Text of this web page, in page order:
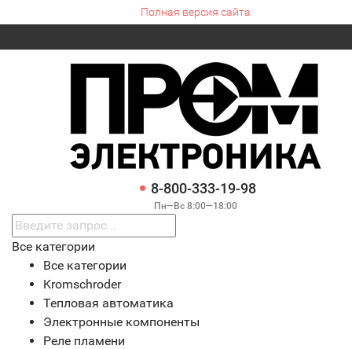
Полная версия сайта
8-800-333-19-98
Пн—Вс 8:00—18:00
Все категории
Все категории
Kromschroder
Тепловая автоматика
Электронные компоненты
Реле пламени